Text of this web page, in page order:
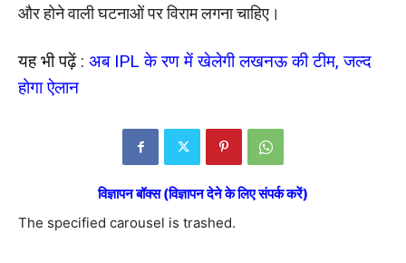
और होने वाली घटनाओं पर विराम लगना चाहिए।
यह भी पढ़ें : अब IPL के रण में खेलेगी लखनऊ की टीम, जल्द
होगा ऐलान
विज्ञापन बॉक्स (विज्ञापन देने के लिए संपर्क करें)
The specified carousel is trashed.